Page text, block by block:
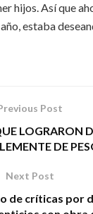
hijos. Así que
estaba
Post
LOGRARON
DE
Next Post
de críticas por